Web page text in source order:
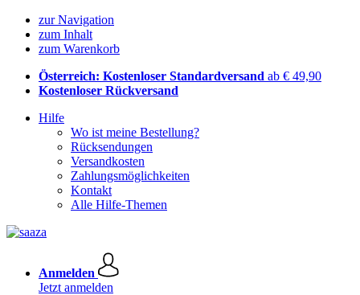
zur Navigation
zum Inhalt
zum Warenkorb
Österreich: Kostenloser Standardversand ab € 49,90
Kostenloser Rückversand
Hilfe
Wo ist meine Bestellung?
Rücksendungen
Versandkosten
Zahlungsmöglichkeiten
Kontakt
Alle Hilfe-Themen
Anmelden
Jetzt anmelden